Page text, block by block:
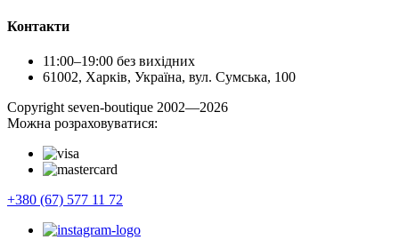
Контакти
11:00–19:00 без вихідних
61002, Харків, Україна, вул. Сумська, 100
Сopyright seven-boutique 2002—2026
Можна розраховуватися:
+380 (67) 577 11 72